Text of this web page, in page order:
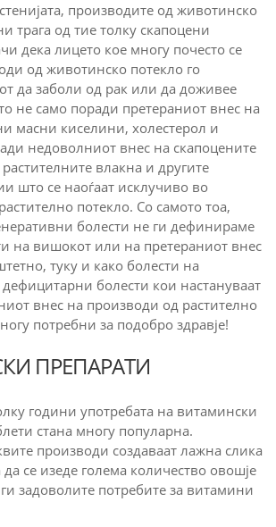
производите од животинско
трага од тие толку скапоцени
дека лицето кое многу почесто се
од животинско потекло го
да заболи од рак или да доживее
не само поради претераниот внес на
масни киселини, холестерол и
недоволниот внес на скапоцените
влакна и другите
што се наоѓаат исклучиво во
потекло. Со самото тоа,
болести не ги дефинираме
на вишокот или на претераниот внес
туку и како болести на
дефицитарни болести кои настануваат
внес на производи од растително
потребни за подобро здравје!
ПРЕПАРАТИ
години употребата на витамински
стана многу популарна.
производи создаваат лажна слика
да се изеде голема количество овошје
задоволите потребите за витамини